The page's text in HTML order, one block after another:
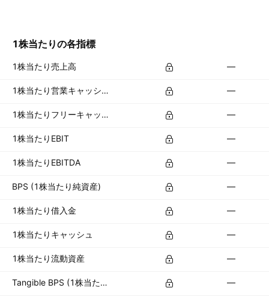
1株当たりの各指標
1株当たり売上高 —
1株当たり営業キャッシュフロー —
1株当たりフリーキャッシュフロー —
1株当たりEBIT —
1株当たりEBITDA —
BPS (1株当たり純資産) —
1株当たり借入金 —
1株当たりキャッシュ —
1株当たり流動資産 —
Tangible BPS (1株当たり有形資産) —